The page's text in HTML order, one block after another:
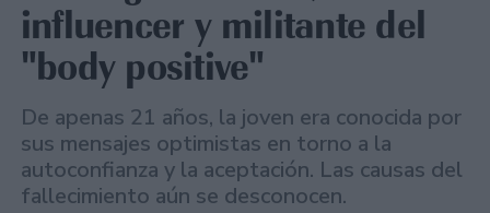
influencer y militante del
"body positive"
De apenas 21 años, la joven era conocida por
sus mensajes optimistas en torno a la
autoconfianza y la aceptación. Las causas del
fallecimiento aún se desconocen.